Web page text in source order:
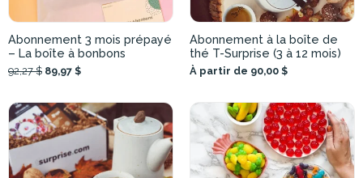
Abonnement 3 mois prépayé
– La boîte à bonbons
92,27 $ 89,97 $
Abonnement à la boîte de
thé T-Surprise (3 à 12 mois)
À partir de 90,00 $